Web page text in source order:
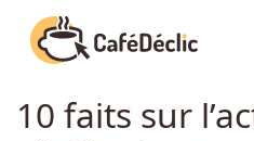
CAFÉDÉCLIC ARTICLES INSOLITE
10 faits sur